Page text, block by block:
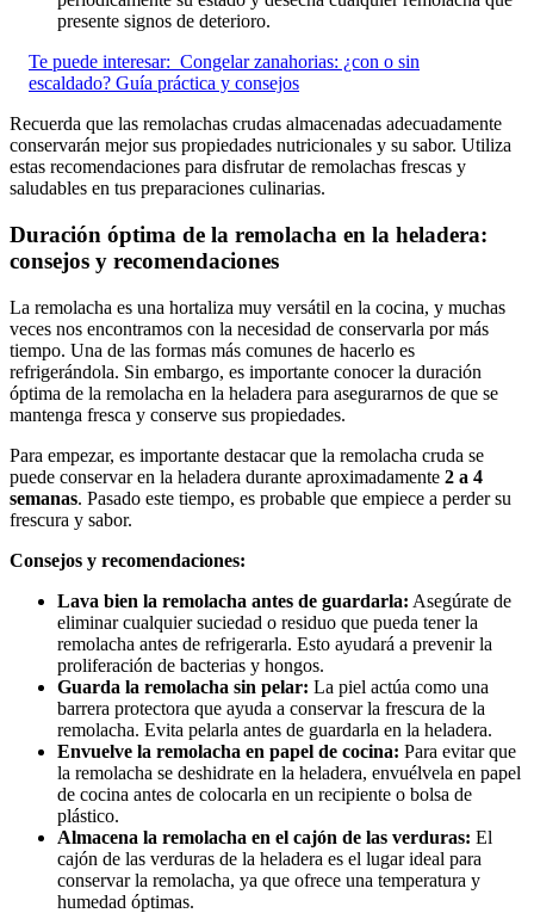
presente signos de deterioro.
Te puede interesar: Congelar zanahorias: ¿con o sin
escaldado? Guía práctica y consejos
Recuerda que las remolachas crudas almacenadas adecuadamente
conservarán mejor sus propiedades nutricionales y su sabor. Utiliza
estas recomendaciones para disfrutar de remolachas frescas y
saludables en tus preparaciones culinarias.
Duración óptima de la remolacha en la heladera:
consejos y recomendaciones
La remolacha es una hortaliza muy versátil en la cocina, y muchas
veces nos encontramos con la necesidad de conservarla por más
tiempo. Una de las formas más comunes de hacerlo es
refrigerándola. Sin embargo, es importante conocer la duración
óptima de la remolacha en la heladera para asegurarnos de que se
mantenga fresca y conserve sus propiedades.
Para empezar, es importante destacar que la remolacha cruda se
puede conservar en la heladera durante aproximadamente 2 a 4
semanas. Pasado este tiempo, es probable que empiece a perder su
frescura y sabor.
Consejos y recomendaciones:
Lava bien la remolacha antes de guardarla: Asegúrate de
eliminar cualquier suciedad o residuo que pueda tener la
remolacha antes de refrigerarla. Esto ayudará a prevenir la
proliferación de bacterias y hongos.
Guarda la remolacha sin pelar: La piel actúa como una
barrera protectora que ayuda a conservar la frescura de la
remolacha. Evita pelarla antes de guardarla en la heladera.
Envuelve la remolacha en papel de cocina: Para evitar que
la remolacha se deshidrate en la heladera, envuélvela en papel
de cocina antes de colocarla en un recipiente o bolsa de
plástico.
Almacena la remolacha en el cajón de las verduras: El
cajón de las verduras de la heladera es el lugar ideal para
conservar la remolacha, ya que ofrece una temperatura y
humedad óptimas.